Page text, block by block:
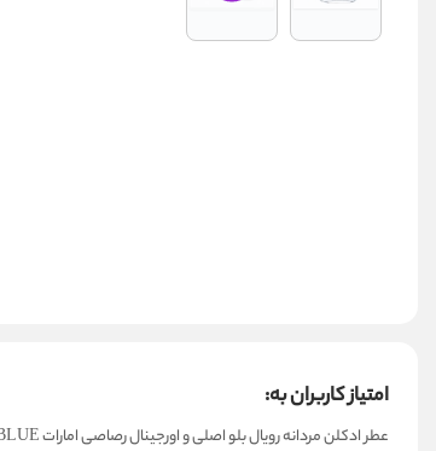
امتیاز کاربران به:
عطر ادکلن مردانه رویال بلو اصلی و اورجینال رصاصی امارات RASASI ROYALE BLUE